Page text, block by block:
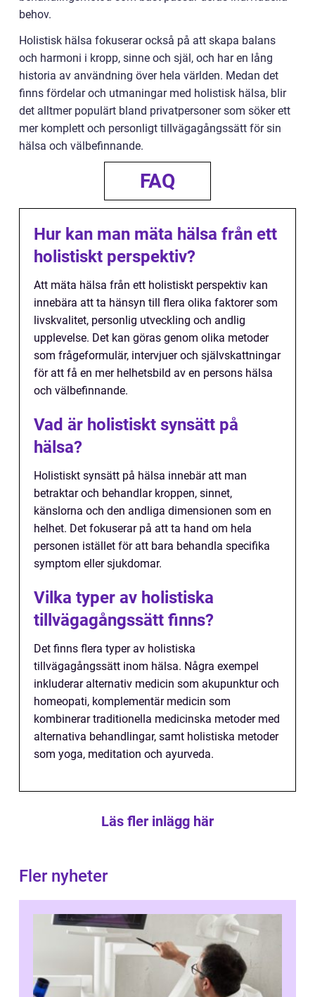
behov.
Holistisk hälsa fokuserar också på att skapa balans
och harmoni i kropp, sinne och själ, och har en lång
historia av användning över hela världen. Medan det
finns fördelar och utmaningar med holistisk hälsa, blir
det alltmer populärt bland privatpersoner som söker ett
mer komplett och personligt tillvägagångssätt för sin
hälsa och välbefinnande.
FAQ
Hur kan man mäta hälsa från ett
holistiskt perspektiv?
Att mäta hälsa från ett holistiskt perspektiv kan
innebära att ta hänsyn till flera olika faktorer som
livskvalitet, personlig utveckling och andlig
upplevelse. Det kan göras genom olika metoder
som frågeformulär, intervjuer och självskattningar
för att få en mer helhetsbild av en persons hälsa
och välbefinnande.
Vad är holistiskt synsätt på
hälsa?
Holistiskt synsätt på hälsa innebär att man
betraktar och behandlar kroppen, sinnet,
känslorna och den andliga dimensionen som en
helhet. Det fokuserar på att ta hand om hela
personen istället för att bara behandla specifika
symptom eller sjukdomar.
Vilka typer av holistiska
tillvägagångssätt finns?
Det finns flera typer av holistiska
tillvägagångssätt inom hälsa. Några exempel
inkluderar alternativ medicin som akupunktur och
homeopati, komplementär medicin som
kombinerar traditionella medicinska metoder med
alternativa behandlingar, samt holistiska metoder
som yoga, meditation och ayurveda.
Läs fler inlägg här
Fler nyheter